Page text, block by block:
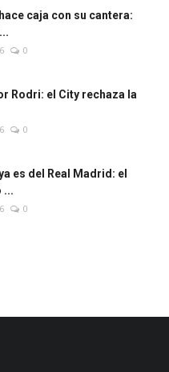
caja con su cantera:
0
Rodri: el City rechaza la
0
es del Real Madrid: el
...
0